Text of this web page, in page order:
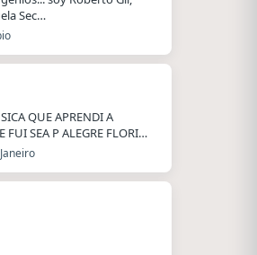
Sec…
QUE APRENDI A
FUI SEA P ALEGRE FLORI…